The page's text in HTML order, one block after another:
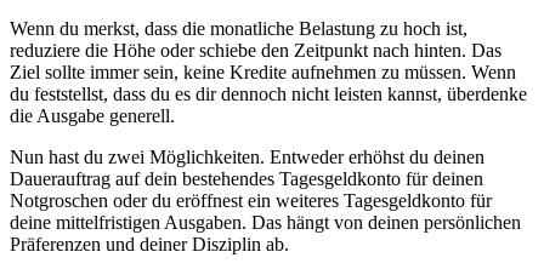
Wenn du merkst, dass die monatliche Belastung zu hoch ist,
reduziere die Höhe oder schiebe den Zeitpunkt nach hinten. Das
Ziel sollte immer sein, keine Kredite aufnehmen zu müssen. Wenn
du feststellst, dass du es dir dennoch nicht leisten kannst, überdenke
die Ausgabe generell.
Nun hast du zwei Möglichkeiten. Entweder erhöhst du deinen
Dauerauftrag auf dein bestehendes Tagesgeldkonto für deinen
Notgroschen oder du eröffnest ein weiteres Tagesgeldkonto für
deine mittelfristigen Ausgaben. Das hängt von deinen persönlichen
Präferenzen und deiner Disziplin ab.